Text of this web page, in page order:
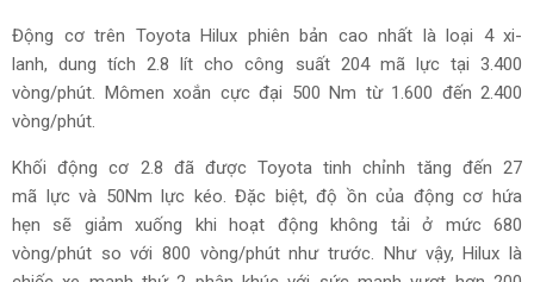
Động cơ trên Toyota Hilux phiên bản cao nhất là loại 4 xi-
lanh, dung tích 2.8 lít cho công suất 204 mã lực tại 3.400
vòng/phút. Mômen xoắn cực đại 500 Nm từ 1.600 đến 2.400
vòng/phút.
Khối động cơ 2.8 đã được Toyota tinh chỉnh tăng đến 27
mã lực và 50Nm lực kéo. Đặc biệt, độ ồn của động cơ hứa
hẹn sẽ giảm xuống khi hoạt động không tải ở mức 680
vòng/phút so với 800 vòng/phút như trước. Như vậy, Hilux là